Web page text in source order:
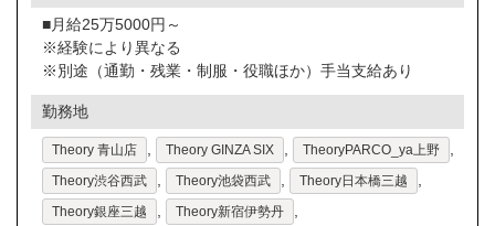
■月給25万5000円～
※経験により異なる
※別途（通勤・残業・制服・役職ほか）手当支給あり
勤務地
Theory 青山店 Theory GINZA SIX TheoryPARCO_ya上野
Theory渋谷西武 Theory池袋西武 Theory日本橋三越
Theory銀座三越 Theory新宿伊勢丹